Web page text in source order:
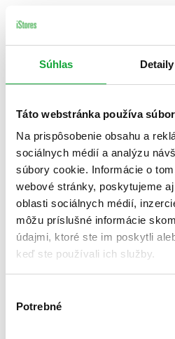
Súhlas Detaily
Táto webstránka používa
Na prispôsobenie obsahu a
sociálnych médií a analýzu
súbory cookie. Informácie o
webové stránky, poskytujeme
oblasti sociálnych médií,
môžu príslušné informácie
údajmi, ktoré ste im poskytli
keď ste používali ich služby.
súhlasu
Potrebné